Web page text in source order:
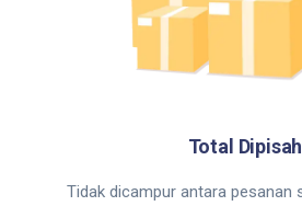
Total Dipisah
Tidak dicampur antara pesanan